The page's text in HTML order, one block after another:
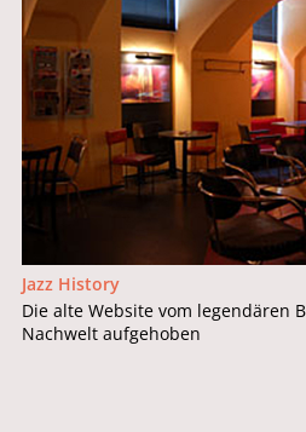
Jazz History
Die alte Website vom legendären
Nachwelt aufgehoben